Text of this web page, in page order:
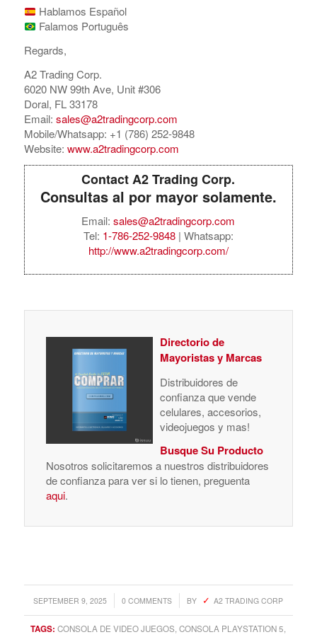
Hablamos Español
Falamos Português
Regards,
A2 Trading Corp.
6020 NW 99th Ave, Unit #306
Doral, FL 33178
Email: sales@a2tradingcorp.com
Mobile/Whatsapp: +1 (786) 252-9848
Website: www.a2tradingcorp.com
Contact A2 Trading Corp.
Consultas al por mayor solamente.
Email:sales@a2tradingcorp.com
Tel: 1-786-252-9848| Whatsapp:
http://www.a2tradingcorp.com/
Directorio de
Mayoristas y Marcas
Distribuidores de
confianza que vende
celulares, accesorios,
videojuegos y mas!
Busque Su Producto
Nosotros solicitaremos a nuestros distribuidores
de confianza para ver si lo tienen, preguenta
aqui.
SEPTEMBER 9, 2025
/ 0 COMMENTS
/ BY A2 TRADING CORP
TAGS: CONSOLA DE VIDEO JUEGOS ,CONSOLA PLAYSTATION 5